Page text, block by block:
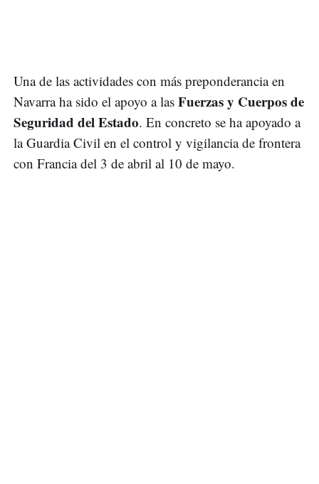
Una de las actividades con más preponderancia en
Navarra ha sido el apoyo a las Fuerzas y Cuerpos de
Seguridad del Estado. En concreto se ha apoyado a
la Guardia Civil en el control y vigilancia de frontera
con Francia del 3 de abril al 10 de mayo.